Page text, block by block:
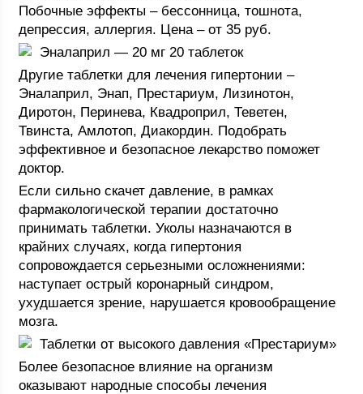
Побочные эффекты – бессонница, тошнота,
депрессия, аллергия. Цена – от 35 руб.
Эналаприл — 20 мг 20 таблеток
Другие таблетки для лечения гипертонии –
Эналаприл, Энап, Престариум, Лизинотон,
Диротон, Перинева, Квадроприл, Теветен,
Твинста, Амлотоп, Диакордин. Подобрать
эффективное и безопасное лекарство поможет
доктор.
Если сильно скачет давление, в рамках
фармакологической терапии достаточно
принимать таблетки. Уколы назначаются в
крайних случаях, когда гипертония
сопровождается серьезными осложнениями:
наступает острый коронарный синдром,
ухудшается зрение, нарушается кровообращение
мозга.
Таблетки от высокого давления «Престариум»
Более безопасное влияние на организм
оказывают народные способы лечения